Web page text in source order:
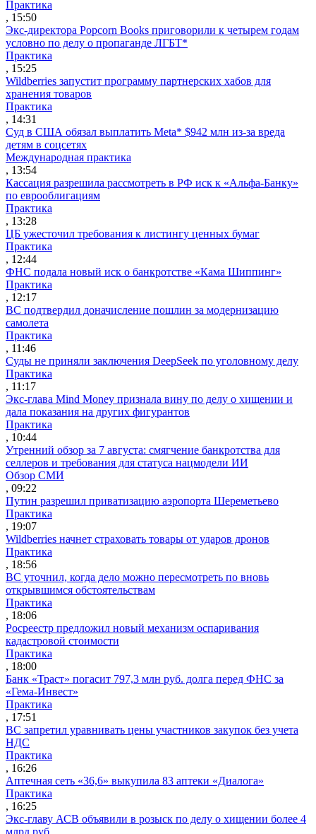
Практика
, 15:50
Экс-директора Popcorn Books приговорили к четырем годам
условно по делу о пропаганде ЛГБТ*
Практика
, 15:25
Wildberries запустит программу партнерских хабов для
хранения товаров
Практика
, 14:31
Суд в США обязал выплатить Meta* $942 млн из-за вреда
детям в соцсетях
Международная практика
, 13:54
Кассация разрешила рассмотреть в РФ иск к «Альфа-Банку»
по еврооблигациям
Практика
, 13:28
ЦБ ужесточил требования к листингу ценных бумаг
Практика
, 12:44
ФНС подала новый иск о банкротстве «Кама Шиппинг»
Практика
, 12:17
ВС подтвердил доначисление пошлин за модернизацию
самолета
Практика
, 11:46
Суды не приняли заключения DeepSeek по уголовному делу
Практика
, 11:17
Экс-глава Mind Money признала вину по делу о хищении и
дала показания на других фигурантов
Практика
, 10:44
Утренний обзор за 7 августа: смягчение банкротства для
селлеров и требования для статуса нацмодели ИИ
Обзор СМИ
, 09:22
Путин разрешил приватизацию аэропорта Шереметьево
Практика
, 19:07
Wildberries начнет страховать товары от ударов дронов
Практика
, 18:56
ВС уточнил, когда дело можно пересмотреть по вновь
открывшимся обстоятельствам
Практика
, 18:06
Росреестр предложил новый механизм оспаривания
кадастровой стоимости
Практика
, 18:00
Банк «Траст» погасит 797,3 млн руб. долга перед ФНС за
«Гема-Инвест»
Практика
, 17:51
ВС запретил уравнивать цены участников закупок без учета
НДС
Практика
, 16:26
Аптечная сеть «36,6» выкупила 83 аптеки «Диалога»
Практика
, 16:25
Экс-главу АСВ объявили в розыск по делу о хищении более 4
млрд руб.